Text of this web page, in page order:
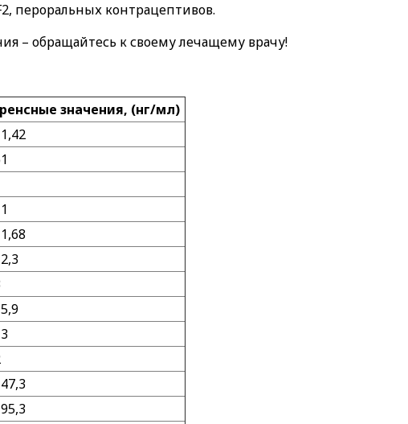
пероральных контрацептивов.
– обращайтесь к своему лечащему врачу!
значения, (нг/мл)